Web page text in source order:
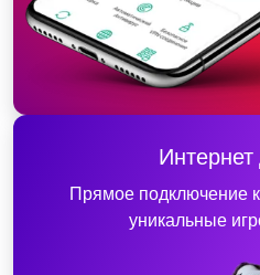
Интернет
Прямое подключение
уникальные